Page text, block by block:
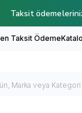
Taksit
Taksit Ödeme